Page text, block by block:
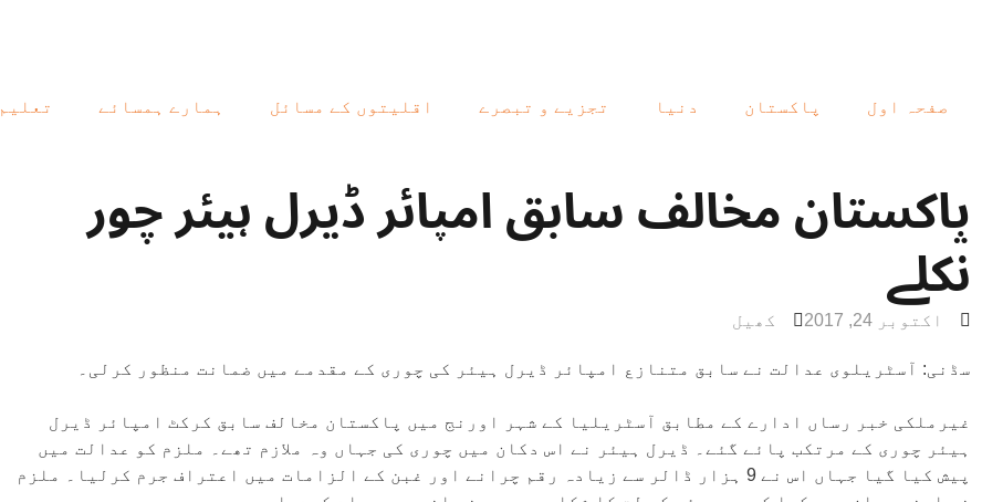
صفحہ اول پاکستان دنیا تجزیے و تبصرے اقلیتوں کے مسائل ہمارے ہمسائے تعلیم
پاکستان مخالف سابق امپائر ڈیرل ہیئر چور
نکلے
اکتوبر 24, 2017 کھیل
سڈنی: آسٹریلوی عدالت نے سابق متنازع امپائر ڈیرل ہیئر کی چوری کے مقدمے میں ضمانت منظور کرلی۔
غیرملکی خبر رساں ادارے کے مطابق آسٹریلیا کے شہر اورنج میں پاکستان مخالف سابق کرکٹ امپائر ڈیرل
ہیئر چوری کے مرتکب پائے گئے۔ ڈیرل ہیئر نے اس دکان میں چوری کی جہاں وہ ملازم تھے۔ ملزم کو عدالت میں
پیش کیا گیا جہاں اس نے 9 ہزار ڈالر سے زیادہ رقم چرانے اور غبن کے الزامات میں اعتراف جرم کرلیا۔ ملزم